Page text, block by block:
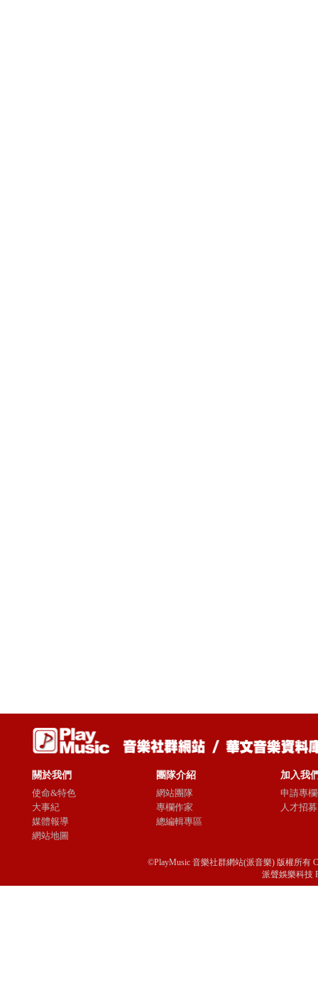
關於我們
使命&特色
大事紀
媒體報導
網站地圖
團隊介紹
網站團隊
專欄作家
總編輯專區
加入我
申請專
人才招募
©PlayMusic 音樂社群網站(派音樂) 版權所有
派聲娛樂科技